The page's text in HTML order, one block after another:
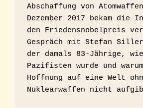
Abschaffung von
Dezember 2017 bekam
den Friedensnobelpreis
Gespräch mit Stefan
der damals 83-Jährige,
Pazifisten wurde und
Hoffnung auf eine Welt
Nuklearwaffen nicht